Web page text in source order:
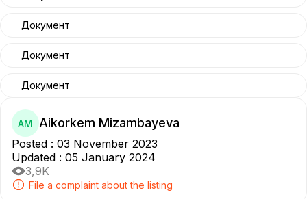
Документ
Документ
Документ
AM Aikorkem Mizambayeva
Posted : 03 November 2023
Updated : 05 January 2024
3,9K
File a complaint about the listing